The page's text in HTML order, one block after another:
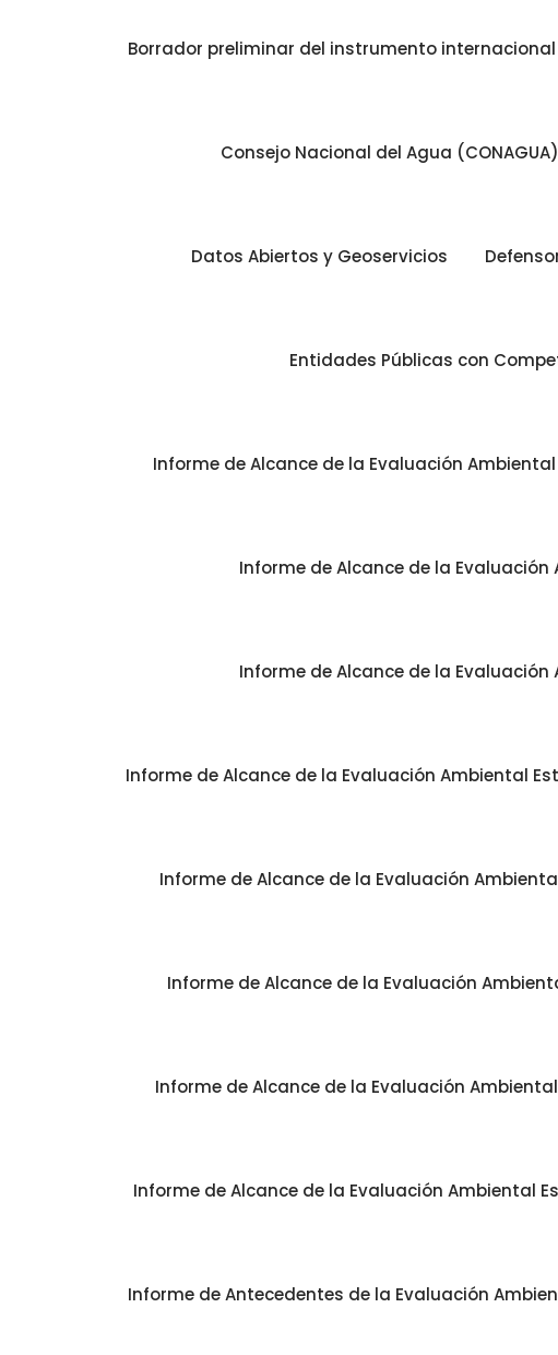
Borrador preliminar del instrumento
Consejo Nacional del Agua (CONAGUA)
Datos Abiertos y Geoservicios
Entidades Públicas con
Informe de Alcance de la Evaluación
Informe de Alcance de la
Informe de Alcance de la
Informe de Alcance de la Evaluación Ambiental
Informe de Alcance de la Evaluación
Informe de Alcance de la Evaluación
Informe de Alcance de la Evaluación
Informe de Alcance de la Evaluación Ambiental
Informe de Antecedentes de la Evaluación